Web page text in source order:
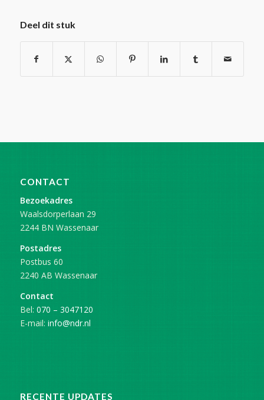
Deel dit stuk
CONTACT
Bezoekadres
Waalsdorperlaan 29
2244 BN Wassenaar
Postadres
Postbus 60
2240 AB Wassenaar
Contact
Bel: 070 – 3047120
E-mail: info@ndr.nl
RECENTE UPDATES